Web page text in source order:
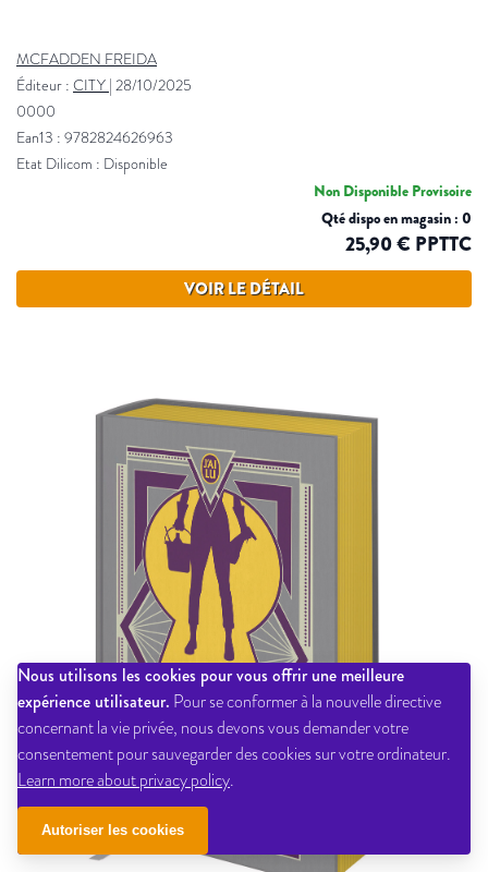
Nous utilisons les cookies pour vous offrir une meilleure
expérience utilisateur. Pour se conformer à la nouvelle directive
concernant la vie privée, nous devons vous demander votre
consentement pour sauvegarder des cookies sur votre ordinateur.
Learn more about privacy policy.
Autoriser les cookies
MCFADDEN FREIDA
Éditeur : CITY | 28/10/2025
0000
Ean13 : 9782824626963
Etat Dilicom : Disponible
Non Disponible Provisoire
Qté dispo en magasin : 0
25,90 € PPTTC
VOIR LE DÉTAIL